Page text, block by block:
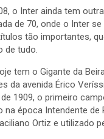
o Inter ainda tem
de 70, onde o Inter
tão importantes,
de tudo.
tem o Gigante da
da avenida Érico
1909, o primeiro
época Intendente
Ortiz e utilizado